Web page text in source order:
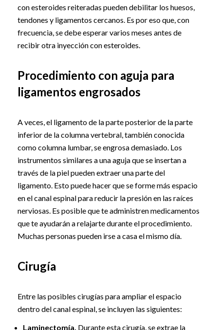
con esteroides reiteradas pueden debilitar los huesos,
tendones y ligamentos cercanos. Es por eso que, con
frecuencia, se debe esperar varios meses antes de
recibir otra inyección con esteroides.
Procedimiento con aguja para
ligamentos engrosados
A veces, el ligamento de la parte posterior de la parte
inferior de la columna vertebral, también conocida
como columna lumbar, se engrosa demasiado. Los
instrumentos similares a una aguja que se insertan a
través de la piel pueden extraer una parte del
ligamento. Esto puede hacer que se forme más espacio
en el canal espinal para reducir la presión en las raíces
nerviosas. Es posible que te administren medicamentos
que te ayudarán a relajarte durante el procedimiento.
Muchas personas pueden irse a casa el mismo día.
Cirugía
Entre las posibles cirugías para ampliar el espacio
dentro del canal espinal, se incluyen las siguientes:
Laminectomía. Durante esta cirugía, se extrae la